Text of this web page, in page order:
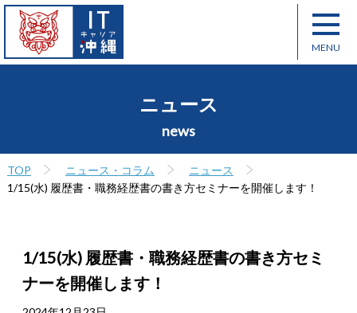
ニュース
news
TOP ニュース・コラム
ニュース
1/15(水) 履歴書・職務経歴書の書き方セミナーを開催します！
1/15(水) 履歴書・職務経歴書の書き方セミ
ナーを開催します！